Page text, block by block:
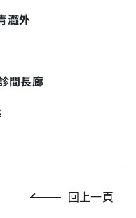
澀外
間長廊
回上一頁